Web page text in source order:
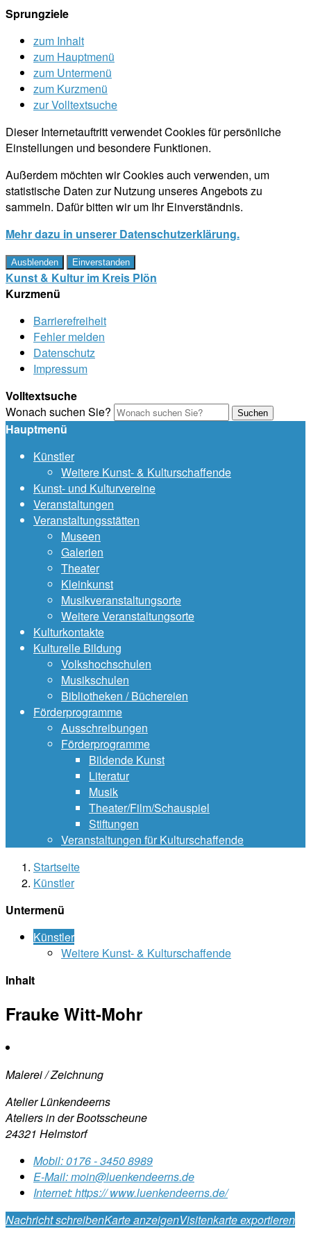
Sprungziele
zum Inhalt
zum Hauptmenü
zum Untermenü
zum Kurzmenü
zur Volltextsuche
Dieser Internetauftritt verwendet Cookies für persönliche
Einstellungen und besondere Funktionen.
Außerdem möchten wir Cookies auch verwenden, um
statistische Daten zur Nutzung unseres Angebots zu
sammeln. Dafür bitten wir um Ihr Einverständnis.
Mehr dazu in unserer Datenschutzerklärung.
Ausblenden Einverstanden
Kunst & Kultur im Kreis Plön
Kurzmenü
Barrierefreiheit
Fehler melden
Datenschutz
Impressum
Volltextsuche
Wonach suchen Sie?
Suchen
Hauptmenü
Künstler
Weitere Kunst- & Kulturschaffende
Kunst- und Kulturvereine
Veranstaltungen
Veranstaltungsstätten
Museen
Galerien
Theater
Kleinkunst
Musikveranstaltungsorte
Weitere Veranstaltungsorte
Kulturkontakte
Kulturelle Bildung
Volkshochschulen
Musikschulen
Bibliotheken / Büchereien
Förderprogramme
Ausschreibungen
Förderprogramme
Bildende Kunst
Literatur
Musik
Theater/Film/Schauspiel
Stiftungen
Veranstaltungen für Kulturschaffende
Startseite
Künstler
Untermenü
Künstler
Weitere Kunst- & Kulturschaffende
Inhalt
Frauke Witt-Mohr
Malerei / Zeichnung
Atelier Lünkendeerns
Ateliers in der Bootsscheune
24321 Helmstorf
Mobil:0176 - 3450 8989
E-Mail:moin@luenkendeerns.de
Internet:https:// www.luenkendeerns.de/
Nachricht schreibenKarte anzeigenVisitenkarte exportieren